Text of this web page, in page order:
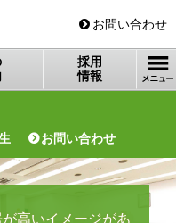
三豊証券 お問い合わせ
採用
情報
お問い合わせ
高いイメージがあ